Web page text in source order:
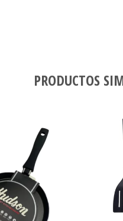
PRODUCTOS